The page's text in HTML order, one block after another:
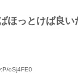
ほっとけば良い
oSj4FE0